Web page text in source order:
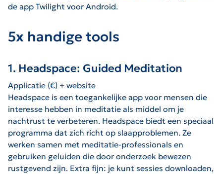
de app Twilight voor Android.
5x handige tools
1. Headspace: Guided Meditation
Applicatie (€) + website
Headspace is een toegankelijke app voor mensen die
interesse hebben in meditatie als middel om je
nachtrust te verbeteren. Headspace biedt een speciaal
programma dat zich richt op slaapproblemen. Ze
werken samen met meditatie-professionals en
gebruiken geluiden die door onderzoek bewezen
rustgevend zijn. Extra fijn: je kunt sessies downloaden,